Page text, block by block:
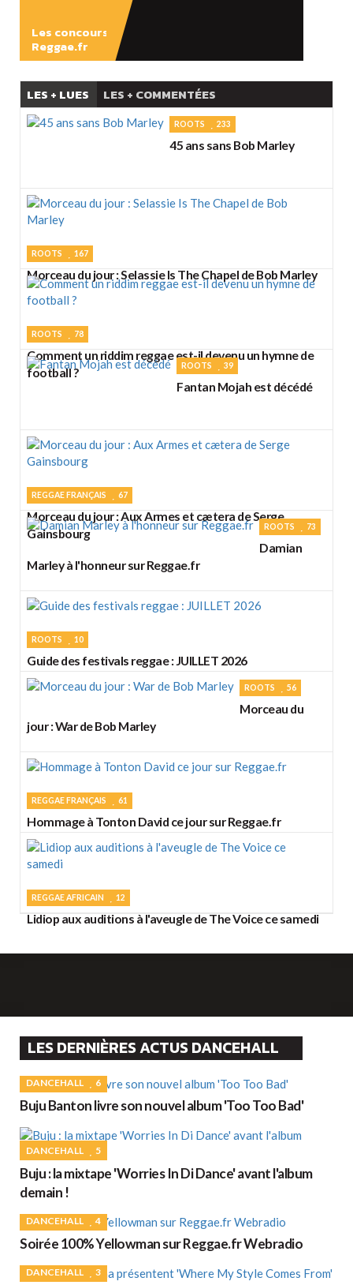
Les concours
Reggae.fr
LES + LUES LES + COMMENTÉES
ROOTS 233
45 ans sans Bob Marley
ROOTS 167
Morceau du jour : Selassie Is The Chapel de Bob Marley
ROOTS 78
Comment un riddim reggae est-il devenu un hymne de
football ?
ROOTS 39
Fantan Mojah est décédé
REGGAE FRANÇAIS 67
Morceau du jour : Aux Armes et cætera de Serge
Gainsbourg
ROOTS 73
Damian
Marley à l'honneur sur Reggae.fr
ROOTS 10
Guide des festivals reggae : JUILLET 2026
ROOTS 56
Morceau du
jour : War de Bob Marley
REGGAE FRANÇAIS 61
Hommage à Tonton David ce jour sur Reggae.fr
REGGAE AFRICAIN 12
Lidiop aux auditions à l'aveugle de The Voice ce samedi
LES DERNIÈRES ACTUS DANCEHALL
DANCEHALL 6
Buju Banton livre son nouvel album 'Too Too Bad'
DANCEHALL 5
Buju : la mixtape 'Worries In Di Dance' avant l'album
demain !
DANCEHALL 4
Soirée 100% Yellowman sur Reggae.fr Webradio
DANCEHALL 3